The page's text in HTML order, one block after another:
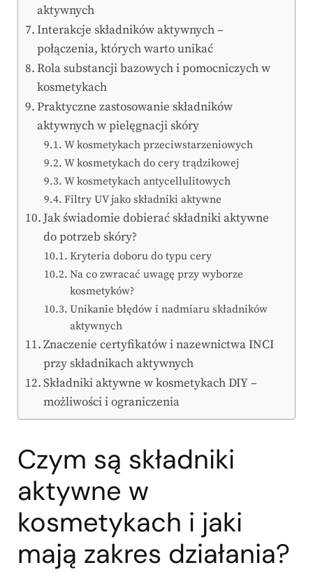
aktywnych
Interakcje składników aktywnych –
połączenia, których warto unikać
Rola substancji bazowych i pomocniczych w
kosmetykach
Praktyczne zastosowanie składników
aktywnych w pielęgnacji skóry
W kosmetykach przeciwstarzeniowych
W kosmetykach do cery trądzikowej
W kosmetykach antycellulitowych
Filtry UV jako składniki aktywne
Jak świadomie dobierać składniki aktywne
do potrzeb skóry?
Kryteria doboru do typu cery
Na co zwracać uwagę przy wyborze
kosmetyków?
Unikanie błędów i nadmiaru składników
aktywnych
Znaczenie certyfikatów i nazewnictwa INCI
przy składnikach aktywnych
Składniki aktywne w kosmetykach DIY –
możliwości i ograniczenia
Czym są składniki
aktywne w
kosmetykach i jaki
mają zakres działania?